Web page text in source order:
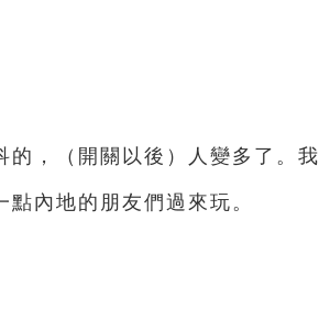
，（開關以後）人變多了。我
點內地的朋友們過來玩。